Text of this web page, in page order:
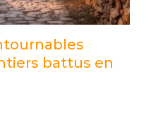
battus en